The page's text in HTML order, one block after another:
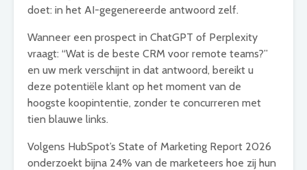
doet: in het AI-gegenereerde antwoord zelf.
Wanneer een prospect in ChatGPT of Perplexity
vraagt: “Wat is de beste CRM voor remote teams?”
en uw merk verschijnt in dat antwoord, bereikt u
deze potentiële klant op het moment van de
hoogste koopintentie, zonder te concurreren met
tien blauwe links.
Volgens HubSpot’s State of Marketing Report 2026
onderzoekt bijna 24% van de marketeers hoe zij hun